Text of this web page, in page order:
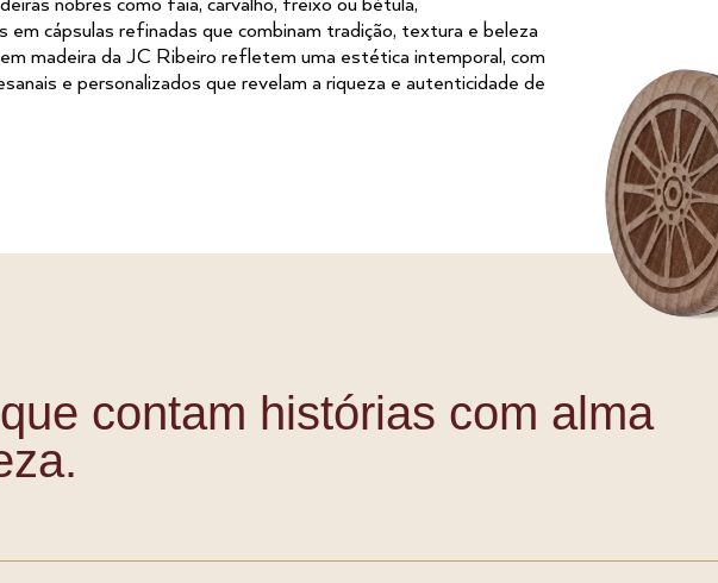
nobres como faia, carvalho, freixo ou bétula,
em cápsulas refinadas que combinam tradição, textura e beleza
madeira da JC Ribeiro refletem uma estética intemporal, com
e personalizados que revelam a riqueza e autenticidade de
contam histórias com alma